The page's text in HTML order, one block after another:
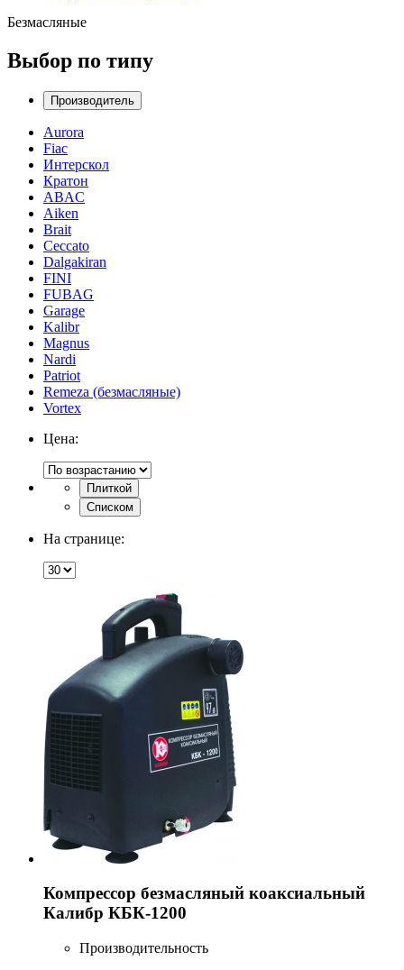
Безмасляные
Выбор по типу
Производитель
Aurora
Fiac
Интерскол
Кратон
ABAC
Aiken
Brait
Ceccato
Dalgakiran
FINI
FUBAG
Garage
Kalibr
Magnus
Nardi
Patriot
Remeza (безмасляные)
Vortex
Цена:
Плиткой
Списком
На странице:
Компрессор безмасляный коаксиальный
Калибр КБК-1200
Производительность